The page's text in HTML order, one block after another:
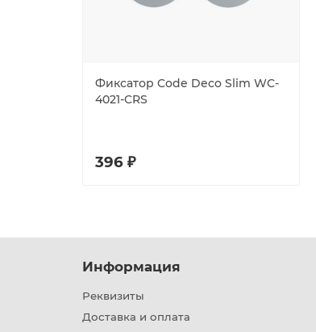
Фиксатор Code Deco Slim WC-
4021-CRS
396 ₽
Информация
Реквизиты
Доставка и оплата